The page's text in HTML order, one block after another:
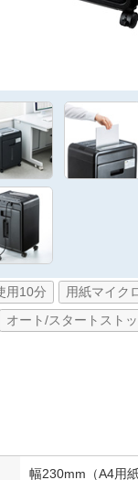
用10分 用紙マイク
オート/スタートスト
幅230mm（A4用紙